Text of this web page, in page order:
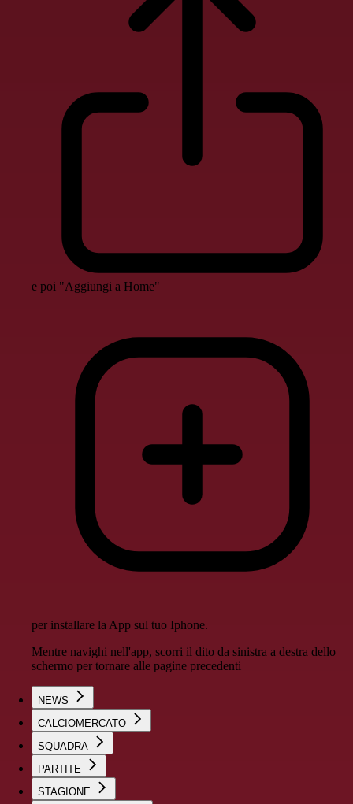
e poi "Aggiungi a Home"
per installare la App sul tuo Iphone.
Mentre navighi nell'app, scorri il dito da sinistra a destra dello
schermo per tornare alle pagine precedenti
NEWS
CALCIOMERCATO
SQUADRA
PARTITE
STAGIONE